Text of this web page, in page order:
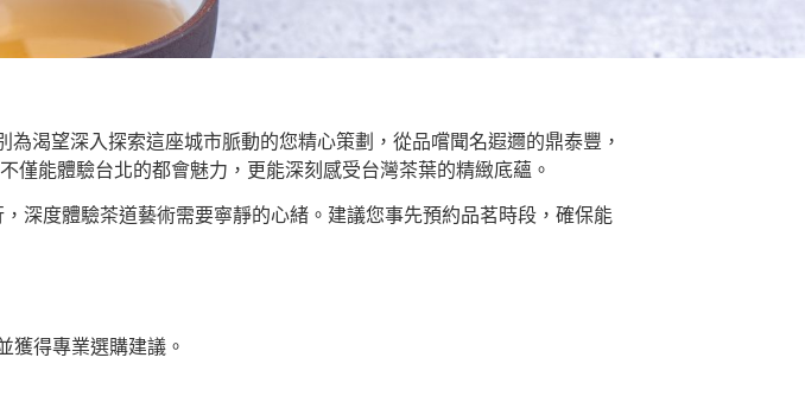
渴望深入探索這座城市脈動的您精心策劃，從品嚐聞名遐邇的鼎泰豐，
能體驗台北的都會魅力，更能深刻感受台灣茶葉的精緻底蘊。
深度體驗茶道藝術需要寧靜的心緒。建議您事先預約品茗時段，確保能
獲得專業選購建議。